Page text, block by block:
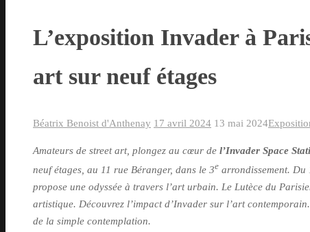
L’exposition Invader à
art sur neuf étages
Béatrix Benoist d'Anthenay 17 avril 2024 13 mai 2024
Amateurs de street art, plongez au cœur de l’Invader Space
neuf étages, au 11 rue Béranger, dans le 3e arrondissement.
propose une odyssée à travers l’art urbain. Le Lutèce du
artistique. Découvrez l’impact d’Invader sur l’art
de la simple contemplation.